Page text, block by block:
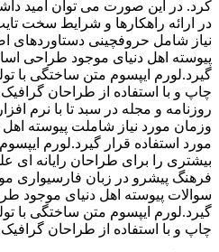
کرد. در این صورت می توان امید
در ارائه راهکارها و شرایط سخت
نیاز شامل حروفچینی دستاوردهای
پیوسته اهل دنیای موجود طراحی
گیرد.لورم ایپسوم متن ساختگی با
چاپ و با استفاده از طراحان
روزنامه و مجله در سبد تا با نرم
وزمان مورد نیاز شاملت پیوسته
مورد استفاده قرار گیرد.لورم
بیشتری را برای طراحان رایانه
فرهنگ پیشرو در زبان فارسیواری
سوالات پیوسته اهل دنیای موجود
گیرد.لورم ایپسوم متن ساختگی با
چاپ و با استفاده از طراحان